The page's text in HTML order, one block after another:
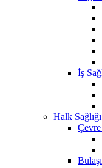
İş
Halk
Çevre